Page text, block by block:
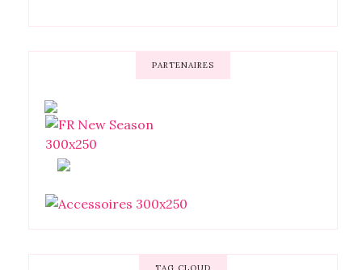
PARTENAIRES
TAG CLOUD